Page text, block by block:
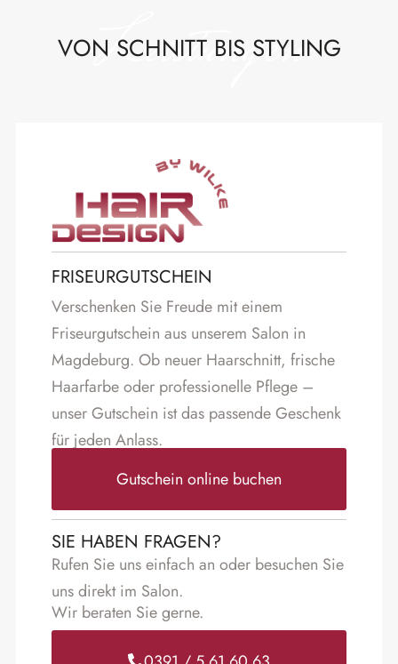
Leistungen
VON SCHNITT BIS STYLING
FRISEURGUTSCHEIN
Verschenken Sie Freude mit einem
Friseurgutschein aus unserem Salon in
Magdeburg. Ob neuer Haarschnitt, frische
Haarfarbe oder professionelle Pflege –
unser Gutschein ist das passende Geschenk
für jeden Anlass.
Gutschein online buchen
SIE HABEN FRAGEN?
Rufen Sie uns einfach an oder besuchen Sie
uns direkt im Salon.
Wir beraten Sie gerne.